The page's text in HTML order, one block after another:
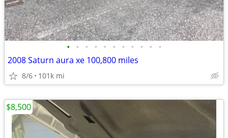
• • • • • • • • • • •
2008 Saturn aura xe 100,800 miles
8/6 101k mi
$8,500